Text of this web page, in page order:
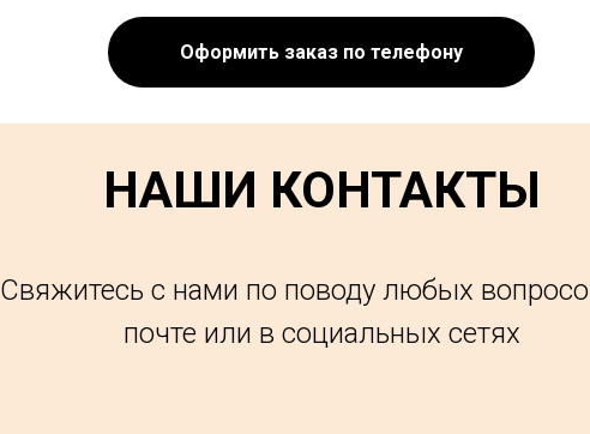
Оформить заказ по телефону
НАШИ КОНТАКТЫ
Свяжитесь с нами по поводу любых
почте или в социальных сетях